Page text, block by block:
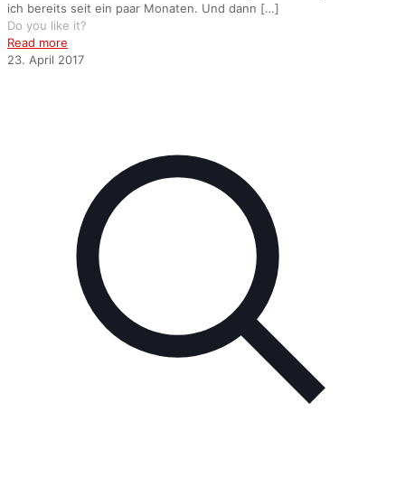
ich bereits seit ein paar Monaten. Und dann […]
Do you like it?
Read more
23. April 2017